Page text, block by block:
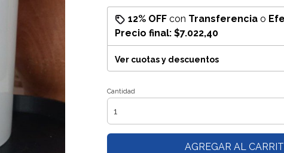
12% OFF con Transferencia o
Precio final: $7.022,40
Ver cuotas y descuentos
Cantidad
AGREGAR AL